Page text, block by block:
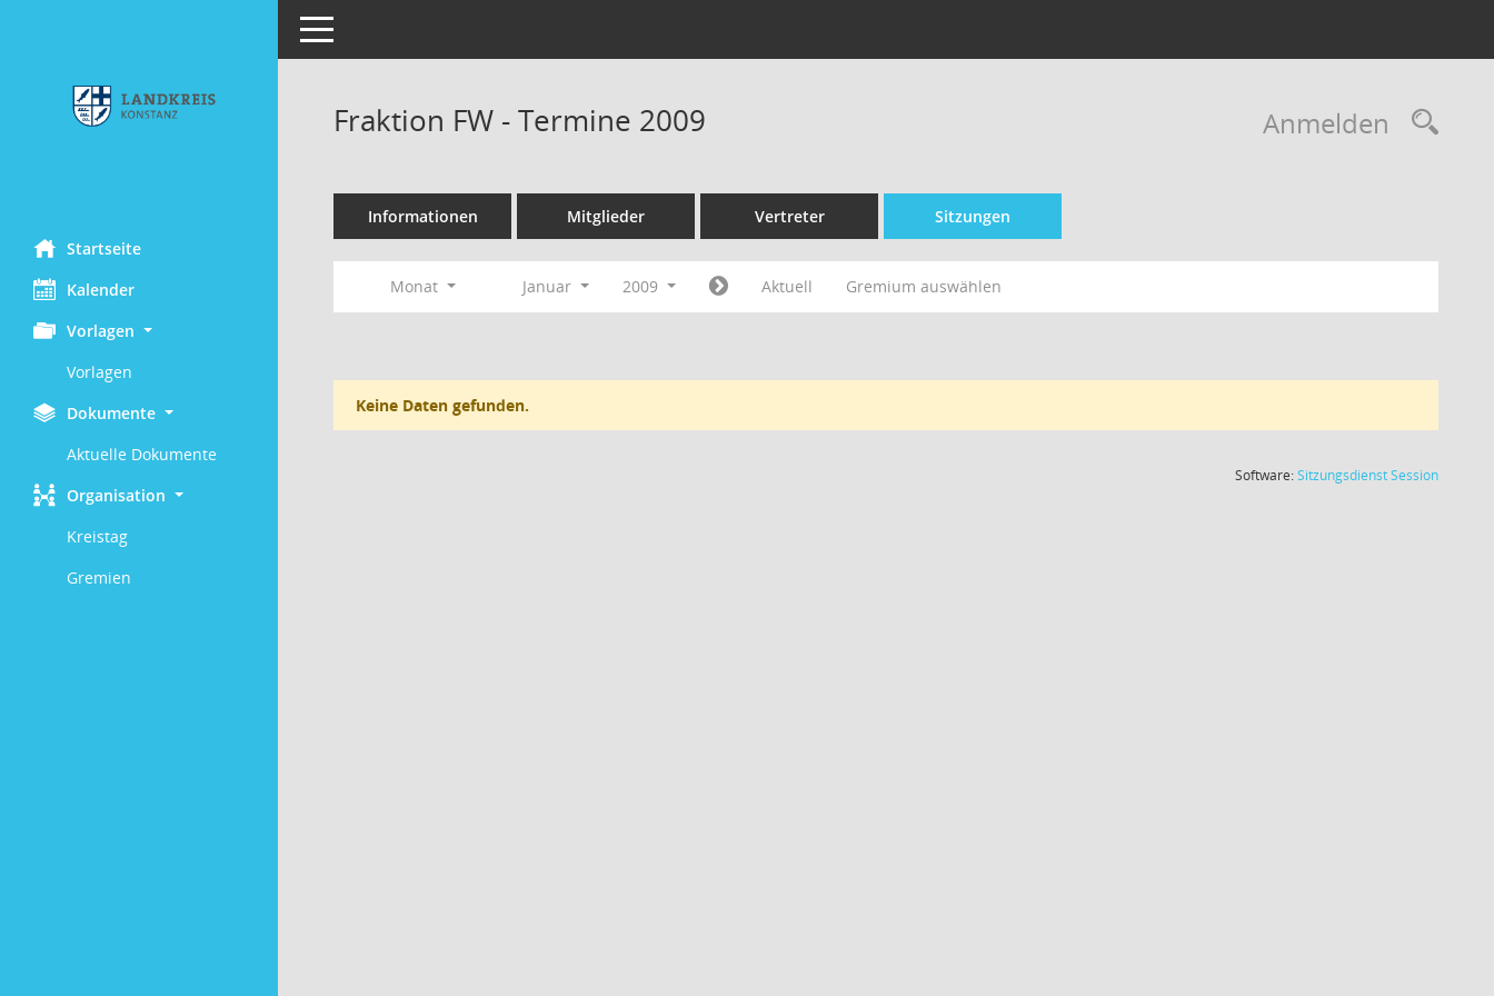
Startseite
Kalender
Vorlagen
Vorlagen
Dokumente
Aktuelle Dokumente
Organisation
Kreistag
Gremien
Toggle navigation
Anmelden
Fraktion FW - Termine 2009
Informationen Mitglieder Vertreter Sitzungen
Monat Januar 2009 Aktuell Gremium auswählen
Keine Daten gefunden.
Software:SitzungsdienstSession(Wird in